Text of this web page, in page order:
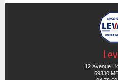
12 avenue
69330